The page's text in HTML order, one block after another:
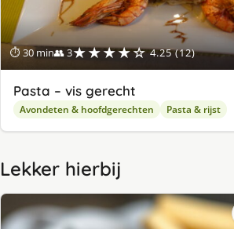
⏱ 30 min👥 3★★★★☆ 4.25 (12)
Pasta – vis gerecht
Avondeten & hoofdgerechten Pasta & rijst
Lekker hierbij